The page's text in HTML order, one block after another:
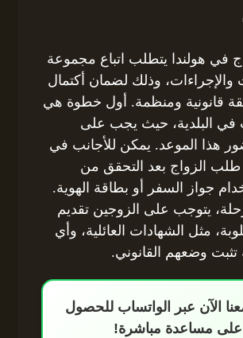
في هولندا يتطلب اتباع مجموعة
وذلك لضمان أكتمال
قانونية ومنظمة. أول خطوة هي
في البلدية، حيث يجب على
هذا الموعد. يمكن للأجانب في
طلب الزواج بعد التحقق من
جواز السفر أو بطاقة الهوية.
يتوجب على الزوجين تقديم
مثل الشهادات العائلية، وأي
تثبت وضعهم القانوني.
الآن عبر الواتساب للحصول
على مساعدة مباشرة!